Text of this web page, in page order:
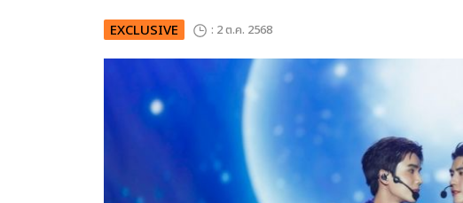
EXCLUSIVE : 2 ต.ค. 2568